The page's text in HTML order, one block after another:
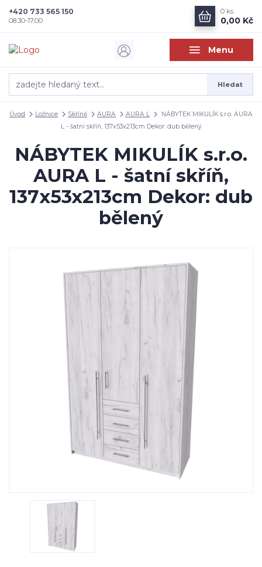
Menu
Hledat
+420 733 565 150
08.30-17.00
0 ks
0,00 Kč
Úvod Ložnice Skříně AURA AURA L
NÁBYTEK MIKULÍK s.r.o. AURA
L - šatní skříň, 137x53x213cm Dekor: dub bělený
NÁBYTEK MIKULÍK s.r.o.
AURA L - šatní skříň,
137x53x213cm Dekor: dub
bělený